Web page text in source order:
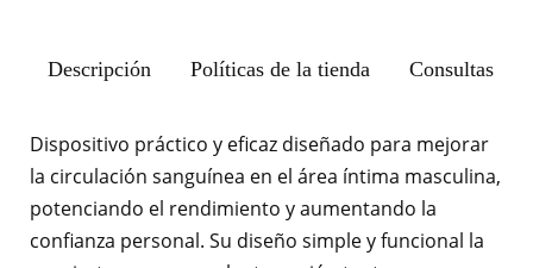
Descripción Políticas de la tienda Consultas
Dispositivo práctico y eficaz diseñado para mejorar
la circulación sanguínea en el área íntima masculina,
potenciando el rendimiento y aumentando la
confianza personal. Su diseño simple y funcional la